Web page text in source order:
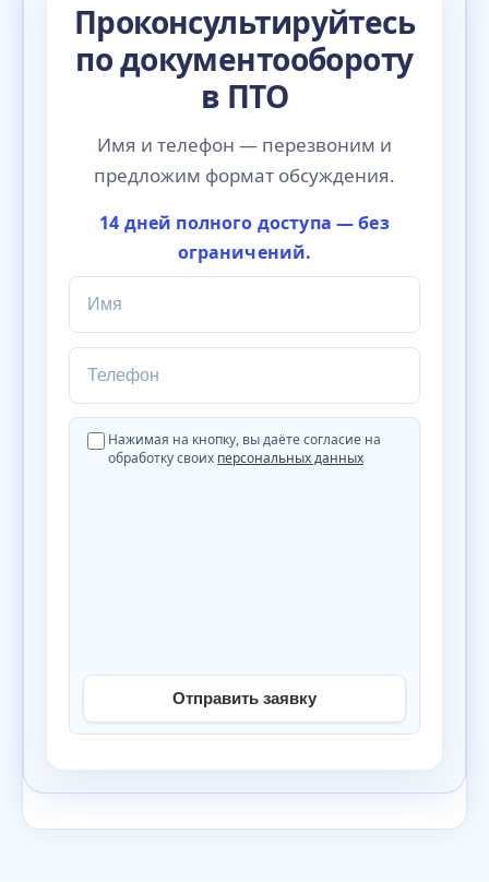
Проконсультируйтесь
по документообороту
в ПТО
Имя и телефон — перезвоним и
предложим формат обсуждения.
14 дней полного доступа — без
ограничений.
Имя
Телефон
Нажимая на кнопку, вы даёте согласие на
обработку своих персональных данных
Отправить заявку